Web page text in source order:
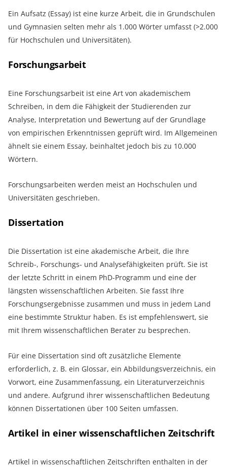
Ein Aufsatz (Essay) ist eine kurze Arbeit, die in Grundschulen
und Gymnasien selten mehr als 1.000 Wörter umfasst (>2.000
für Hochschulen und Universitäten).
Forschungsarbeit
Eine Forschungsarbeit ist eine Art von akademischem
Schreiben, in dem die Fähigkeit der Studierenden zur
Analyse, Interpretation und Bewertung auf der Grundlage
von empirischen Erkenntnissen geprüft wird. Im Allgemeinen
ähnelt sie einem Essay, beinhaltet jedoch bis zu 10.000
Wörtern.
Forschungsarbeiten werden meist an Hochschulen und
Universitäten geschrieben.
Dissertation
Die Dissertation ist eine akademische Arbeit, die Ihre
Schreib-, Forschungs- und Analysefähigkeiten prüft. Sie ist
der letzte Schritt in einem PhD-Programm und eine der
längsten wissenschaftlichen Arbeiten. Sie fasst Ihre
Forschungsergebnisse zusammen und muss in jedem Land
eine bestimmte Struktur haben. Es ist empfehlenswert, sie
mit Ihrem wissenschaftlichen Berater zu besprechen.
Für eine Dissertation sind oft zusätzliche Elemente
erforderlich, z. B. ein Glossar, ein Abbildungsverzeichnis, ein
Vorwort, eine Zusammenfassung, ein Literaturverzeichnis
und andere. Aufgrund ihrer wissenschaftlichen Bedeutung
können Dissertationen über 100 Seiten umfassen.
Artikel in einer wissenschaftlichen Zeitschrift
Artikel in wissenschaftlichen Zeitschriften enthalten in der